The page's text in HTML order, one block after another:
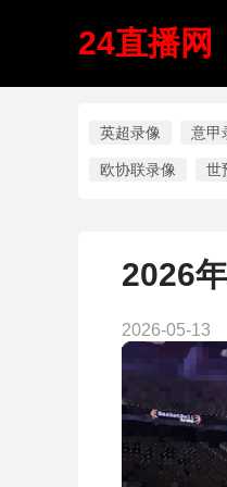
24直播网
英超录像 意甲
欧协联录像 世
2026
2026-05-13